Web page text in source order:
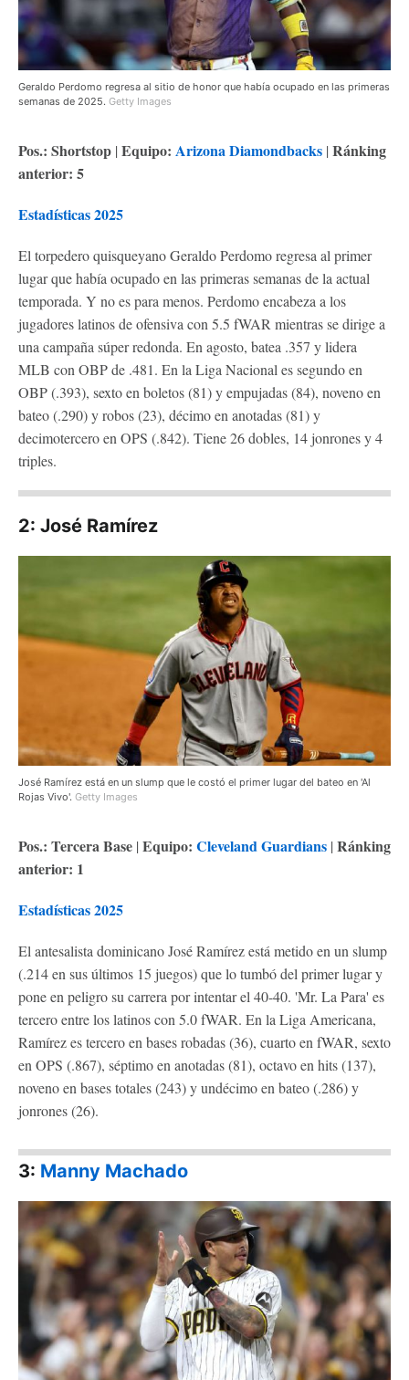
Geraldo Perdomo regresa al sitio de honor que había ocupado en las primeras
semanas de 2025. Getty Images
Pos.: Shortstop | Equipo: Arizona Diamondbacks | Ránking
anterior: 5
Estadísticas 2025
El torpedero quisqueyano Geraldo Perdomo regresa al primer
lugar que había ocupado en las primeras semanas de la actual
temporada. Y no es para menos. Perdomo encabeza a los
jugadores latinos de ofensiva con 5.5 fWAR mientras se dirige a
una campaña súper redonda. En agosto, batea .357 y lidera
MLB con OBP de .481. En la Liga Nacional es segundo en
OBP (.393), sexto en boletos (81) y empujadas (84), noveno en
bateo (.290) y robos (23), décimo en anotadas (81) y
decimotercero en OPS (.842). Tiene 26 dobles, 14 jonrones y 4
triples.
2: José Ramírez
José Ramírez está en un slump que le costó el primer lugar del bateo en 'Al
Rojas Vivo'. Getty Images
Pos.: Tercera Base | Equipo: Cleveland Guardians | Ránking
anterior: 1
Estadísticas 2025
El antesalista dominicano José Ramírez está metido en un slump
(.214 en sus últimos 15 juegos) que lo tumbó del primer lugar y
pone en peligro su carrera por intentar el 40-40. 'Mr. La Para' es
tercero entre los latinos con 5.0 fWAR. En la Liga Americana,
Ramírez es tercero en bases robadas (36), cuarto en fWAR, sexto
en OPS (.867), séptimo en anotadas (81), octavo en hits (137),
noveno en bases totales (243) y undécimo en bateo (.286) y
jonrones (26).
3: Manny Machado